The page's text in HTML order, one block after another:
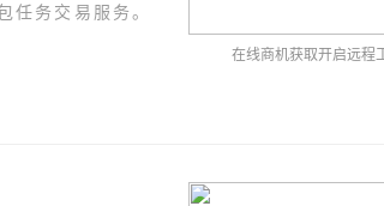
任务交易服务。
在线商机获取开启远程